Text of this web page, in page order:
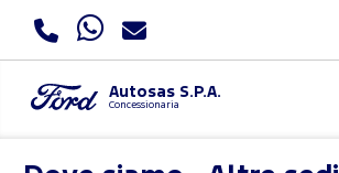
Autosas S.P.A.
Concessionaria